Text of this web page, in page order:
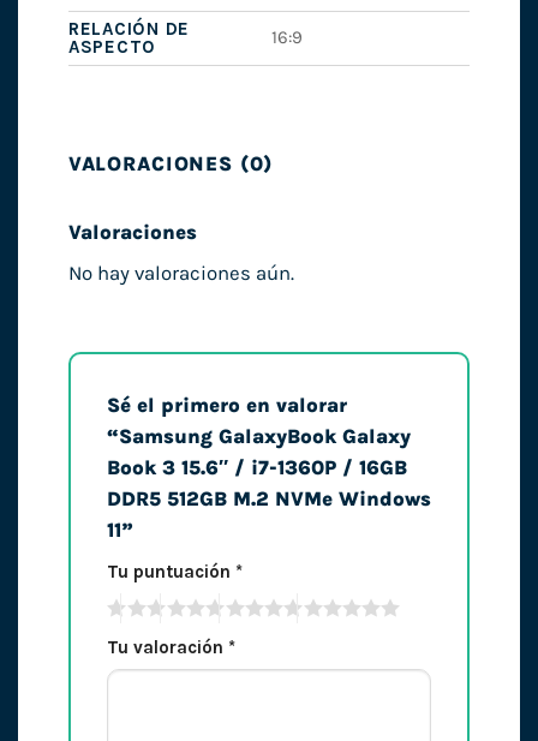
RELACIÓN DE
ASPECTO
16:9
VALORACIONES (0)
Valoraciones
No hay valoraciones aún.
Sé el primero en valorar
“Samsung GalaxyBook Galaxy
Book 3 15.6″ / i7-1360P / 16GB
DDR5 512GB M.2 NVMe Windows
11”
Tu puntuación *
Tu valoración *